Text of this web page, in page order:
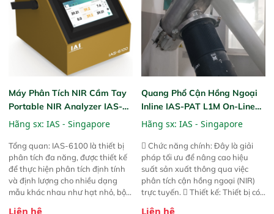
Máy Phân Tích NIR Cầm Tay
Portable NIR Analyzer IAS-
6100
Hãng sx: IAS - Singapore
Tổng quan: IAS-6100 là thiết bị
phân tích đa năng, được thiết kế
để thực hiện phân tích định tính
và định lượng cho nhiều dạng
mẫu khác nhau như hạt nhỏ, bột,
Liên hệ
Quang Phổ Cận Hồng Ngoại
Inline IAS-PAT L1M On-Line
NIR
Hãng sx: IAS - Singapore
 Chức năng chính: Đây là giải
pháp tối ưu để nâng cao hiệu
suất sản xuất thông qua việc
phân tích cận hồng ngoại (NIR)
trực tuyến.  Thiết kế: Thiết bị có
Liên hệ